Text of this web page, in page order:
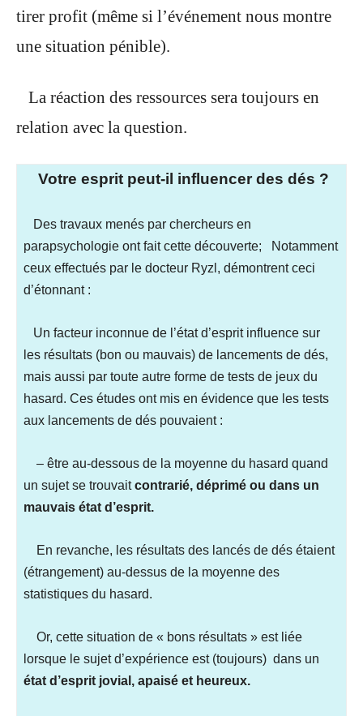
tirer profit (même si l’événement nous montre
une situation pénible).
La réaction des ressources sera toujours en
relation avec la question.
Votre esprit peut-il influencer des dés ?
Des travaux menés par chercheurs en
parapsychologie ont fait cette découverte; Notamment
ceux effectués par le docteur Ryzl, démontrent ceci
d’étonnant :
Un facteur inconnue de l’état d’esprit influence sur
les résultats (bon ou mauvais) de lancements de dés,
mais aussi par toute autre forme de tests de jeux du
hasard. Ces études ont mis en évidence que les tests
aux lancements de dés pouvaient :
– être au-dessous de la moyenne du hasard quand
un sujet se trouvaitcontrarié, déprimé ou dans un
mauvais état d’esprit.
En revanche, les résultats des lancés de dés étaient
(étrangement) au-dessus de la moyenne des
statistiques du hasard.
Or, cette situation de « bons résultats » est liée
lorsque le sujet d’expérience est (toujours) dans un
état d’esprit jovial, apaisé et heureux.